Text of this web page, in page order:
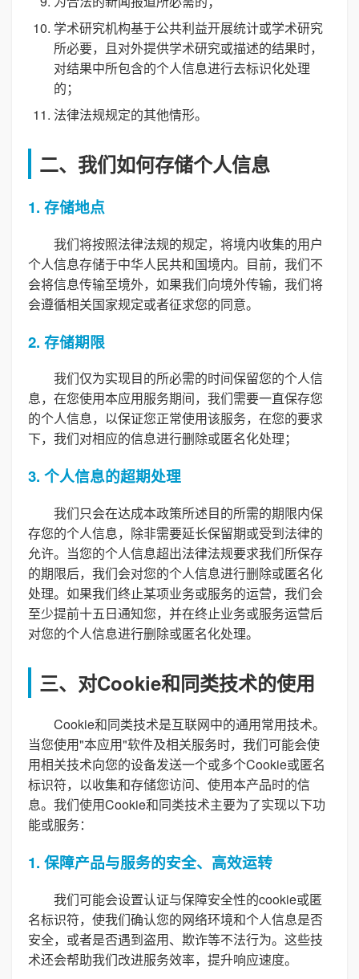
学术研究机构基于公共利益开展统计或学术研究
所必要，且对外提供学术研究或描述的结果时，
对结果中所包含的个人信息进行去标识化处理
的；
法律法规规定的其他情形。
二、我们如何存储个人信息
1. 存储地点
我们将按照法律法规的规定，将境内收集的用户
个人信息存储于中华人民共和国境内。目前，我们不
会将信息传输至境外，如果我们向境外传输，我们将
会遵循相关国家规定或者征求您的同意。
2. 存储期限
我们仅为实现目的所必需的时间保留您的个人信
息，在您使用本应用服务期间，我们需要一直保存您
的个人信息，以保证您正常使用该服务，在您的要求
下，我们对相应的信息进行删除或匿名化处理；
3. 个人信息的超期处理
我们只会在达成本政策所述目的所需的期限内保
存您的个人信息，除非需要延长保留期或受到法律的
允许。当您的个人信息超出法律法规要求我们所保存
的期限后，我们会对您的个人信息进行删除或匿名化
处理。如果我们终止某项业务或服务的运营，我们会
至少提前十五日通知您，并在终止业务或服务运营后
对您的个人信息进行删除或匿名化处理。
三、对Cookie和同类技术的使用
Cookie和同类技术是互联网中的通用常用技术。
当您使用"本应用"软件及相关服务时，我们可能会使
用相关技术向您的设备发送一个或多个Cookie或匿名
标识符，以收集和存储您访问、使用本产品时的信
息。我们使用Cookie和同类技术主要为了实现以下功
能或服务：
1. 保障产品与服务的安全、高效运转
我们可能会设置认证与保障安全性的cookie或匿
名标识符，使我们确认您的网络环境和个人信息是否
安全，或者是否遇到盗用、欺诈等不法行为。这些技
术还会帮助我们改进服务效率，提升响应速度。